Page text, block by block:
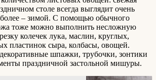
столе всегда выглядит очень
– зимой. С помощью обычного
тоже можно выполнить несложную
колечек лука, маслин, круглых,
пластинок сыра, колбасы, овощей.
шпажки, трубочки, зонтики
праздничной застольной мишуры.